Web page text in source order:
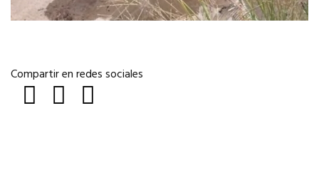
Compartir en redes sociales